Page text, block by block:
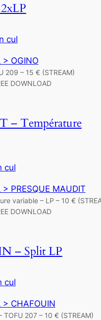
cul
> OGINO
209 – 15 € (STREAM)
DOWNLOAD
– Température
cul
> PRESQUE MAUDIT
variable – LP – 10 €
DOWNLOAD
– Split LP
cul
> CHAFOUIN
TOFU 207 – 10 € (STREAM)